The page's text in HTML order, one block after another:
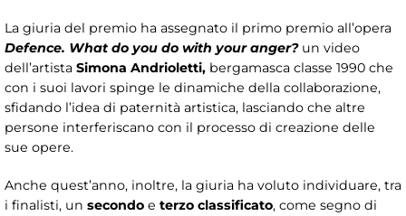
La giuria del premio ha assegnato il primo premio all’opera
Defence. What do you do with your anger? un video
dell’artista Simona Andrioletti, bergamasca classe 1990 che
con i suoi lavori spinge le dinamiche della collaborazione,
sfidando l’idea di paternità artistica, lasciando che altre
persone interferiscano con il processo di creazione delle
sue opere.
Anche quest’anno, inoltre, la giuria ha voluto individuare, tra
i finalisti, un secondo e terzo classificato, come segno di